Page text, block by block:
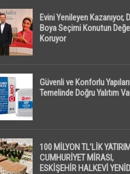
Evini Yenileyen Kazanıyor,
Boya Seçimi Konutun
Koruyor
Güvenli ve Konforlu
Temelinde Doğru Yalıtım
100 MİLYON TL’LİK
CUMHURİYET MİRASI,
ESKİŞEHİR HALKEVİ